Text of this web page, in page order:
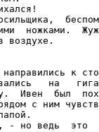
ножками.
воздухе.
к
на
Ивен  был
с ним
- но ведь  это